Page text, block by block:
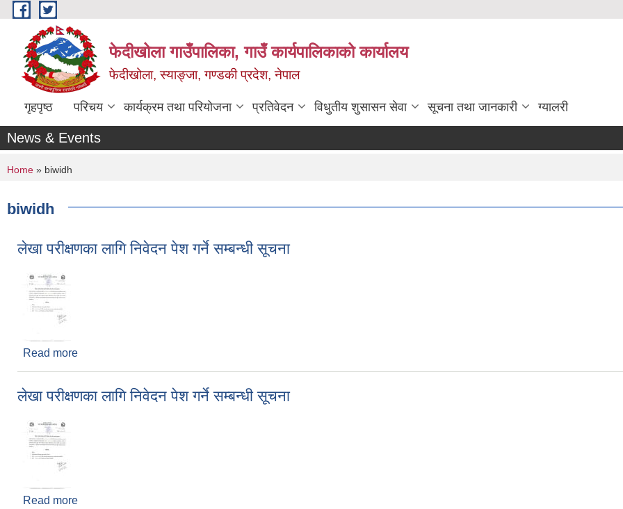
Skip to main content
फेदीखोला गाउँपालिका, गाउँ कार्यपालिकाको कार्यालय
फेदीखोला, स्याङ्जा, गण्डकी प्रदेश, नेपाल
गृहपृष्ठ परिचय कार्यक्रम तथा परियोजना प्रतिवेदन विधुतीय शुसासन सेवा सूचना तथा जानकारी ग्यालरी
News & Events
You are here
Home » biwidh
biwidh
लेखा परीक्षणका लागि निवेदन पेश गर्ने सम्बन्धी सूचना
Read more
लेखा परीक्षणका लागि निवेदन पेश गर्ने सम्बन्धी सूचना
Read more